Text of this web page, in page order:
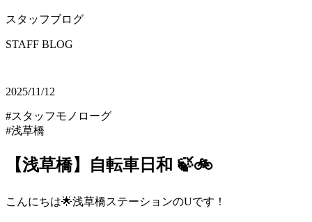
スタッフブログ
STAFF BLOG
2025/11/12
#スタッフモノローグ
#浅草橋
【浅草橋】自転車日和 🍃🚲
こんにちは🌟浅草橋ステーションのUです！